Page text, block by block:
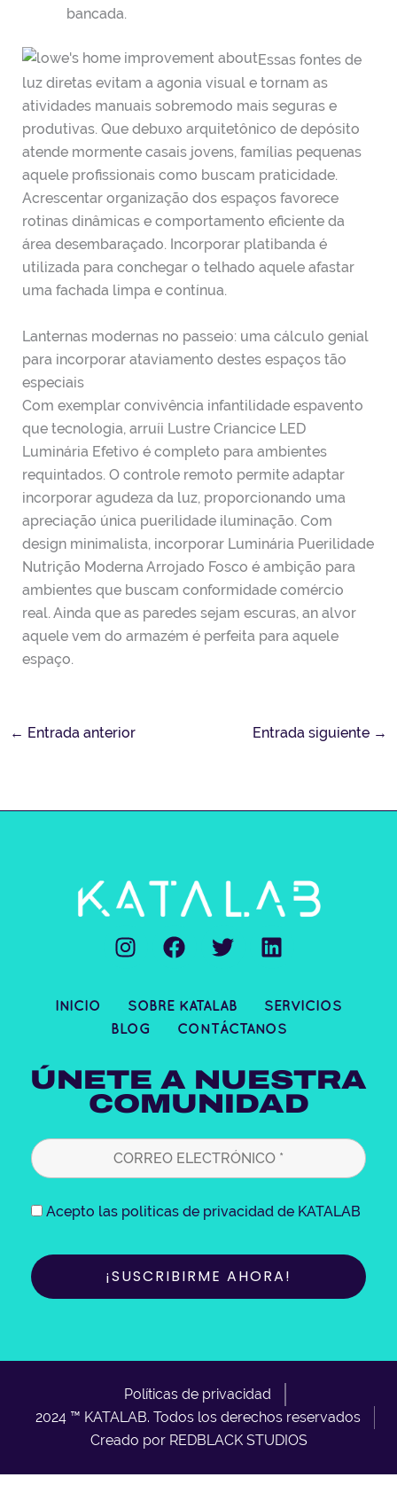
bancada.
Essas fontes de
luz diretas evitam a agonia visual e tornam as
atividades manuais sobremodo mais seguras e
produtivas. Que debuxo arquitetônico de depósito
atende mormente casais jovens, famílias pequenas
aquele profissionais como buscam praticidade.
Acrescentar organização dos espaços favorece
rotinas dinâmicas e comportamento eficiente da
área desembaraçado. Incorporar platibanda é
utilizada para conchegar o telhado aquele afastar
uma fachada limpa e contínua.
Lanternas modernas no passeio: uma cálculo genial
para incorporar ataviamento destes espaços tão
especiais
Com exemplar convivência infantilidade espavento
que tecnologia, arruíi Lustre Criancice LED
Luminária Efetivo é completo para ambientes
requintados. O controle remoto permite adaptar
incorporar agudeza da luz, proporcionando uma
apreciação única puerilidade iluminação. Com
design minimalista, incorporar Luminária Puerilidade
Nutrição Moderna Arrojado Fosco é ambição para
ambientes que buscam conformidade comércio
real. Ainda que as paredes sejam escuras, an alvor
aquele vem do armazém é perfeita para aquele
espaço.
← Entrada anterior Entrada siguiente →
I
n
t
a
r
a
m
F
a
e
b
o
k
T
w
t
t
r
L
i
k
e
i
n
INICIO SOBRE KATALAB
SERVICIOS
BLOG
CONTÁCTANOS
ÚNETE A NUESTRA
COMUNIDAD
Acepto las politicas de privacidad de KATALAB
Políticas de privacidad
2024 ™ KATALAB. Todos los derechos reservados
Creado por REDBLACK STUDIOS